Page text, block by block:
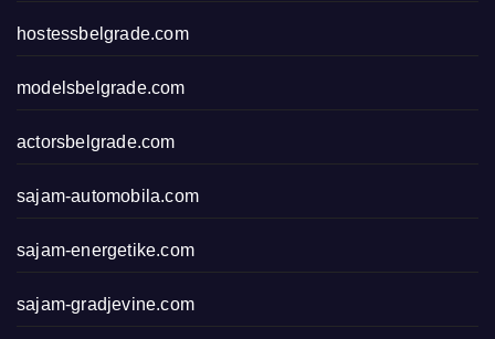
hostessbelgrade.com
modelsbelgrade.com
actorsbelgrade.com
sajam-automobila.com
sajam-energetike.com
sajam-gradjevine.com